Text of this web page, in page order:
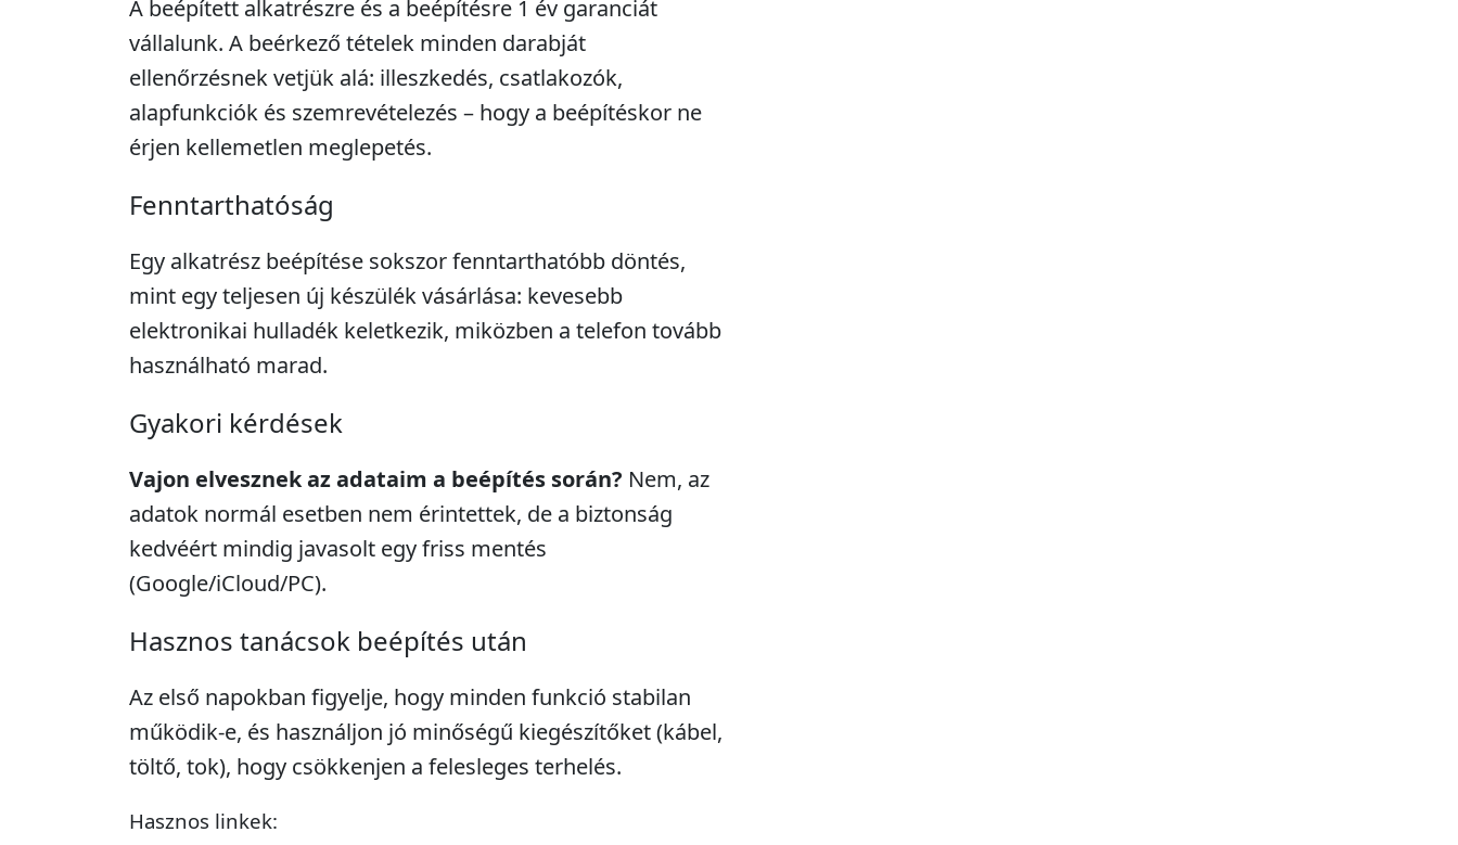
A beépített alkatrészre és a beépítésre 1 év garanciát
vállalunk. A beérkező tételek minden darabját
ellenőrzésnek vetjük alá: illeszkedés, csatlakozók,
alapfunkciók és szemrevételezés – hogy a beépítéskor ne
érjen kellemetlen meglepetés.
Fenntarthatóság
Egy alkatrész beépítése sokszor fenntarthatóbb döntés,
mint egy teljesen új készülék vásárlása: kevesebb
elektronikai hulladék keletkezik, miközben a telefon tovább
használható marad.
Gyakori kérdések
Vajon elvesznek az adataim a beépítés során? Nem, az
adatok normál esetben nem érintettek, de a biztonság
kedvéért mindig javasolt egy friss mentés
(Google/iCloud/PC).
Hasznos tanácsok beépítés után
Az első napokban figyelje, hogy minden funkció stabilan
működik-e, és használjon jó minőségű kiegészítőket (kábel,
töltő, tok), hogy csökkenjen a felesleges terhelés.
Hasznos linkek: